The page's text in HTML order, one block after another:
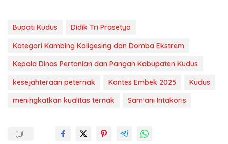
Bupati Kudus
Didik Tri Prasetyo
Kategori Kambing Kaligesing dan Domba Ekstrem
Kepala Dinas Pertanian dan Pangan Kabupaten Kudus
kesejahteraan peternak
Kontes Embek 2025
Kudus
meningkatkan kualitas ternak
Sam'ani Intakoris